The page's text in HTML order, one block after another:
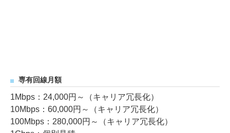
専有回線月額
1Mbps：24,000円～（キャリア冗長化）
10Mbps：60,000円～（キャリア冗長化）
100Mbps：280,000円～（キャリア冗長化）